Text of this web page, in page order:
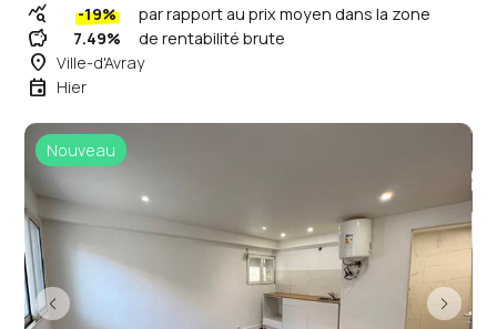
query_stats -19% par rapport au prix moyen dans la zone
savings 7.49% de rentabilité brute
place Ville-d'Avray
event Hier
Nouveau